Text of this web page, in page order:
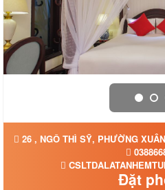
26 , NGÔ THÌ SỸ, PHƯỜNG
Đặt